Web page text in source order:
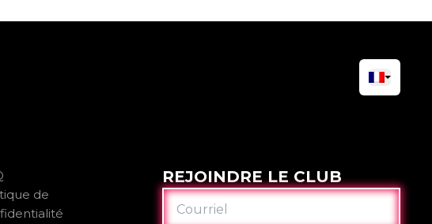
de
REJOINDRE LE CLUB
COURRIEL